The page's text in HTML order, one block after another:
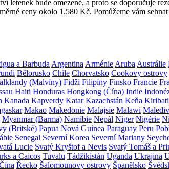
letenek bude omezené, a proto se doporučuje
ceny okolo 1.580 Kč. Pomůžeme vám
a BarbudaArgentinaArménieArubaAustrálie
Bělorusko Chile Chorvatsko Cookovy ostrovy
(Malvíny) Fidži Filipíny Finsko Francie
Haiti Honduras Hongkong (Čína) Indie
Kanada Kapverdy Katar Kazachstán Keňa Kiribati
Makao Makedonie Malajsie Malawi
Myanmar (Barma) Namíbie Nepál Niger Nigérie
(Britské) Papua Nová Guinea Paraguay Peru
Senegal Severní Korea Severní Mariany
Lucie Svatý Kryštof a Nevis Svatý Tomáš a
a Caicos Tuvalu Tádžikistán Uganda Ukrajina
Řecko Šalomounovy ostrovy Španělsko